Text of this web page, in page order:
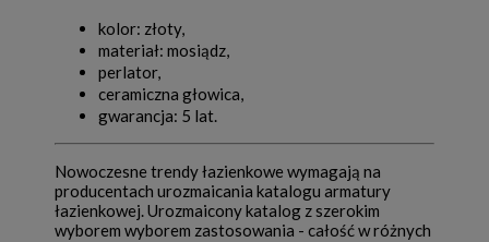
kolor: złoty,
materiał: mosiądz,
perlator,
ceramiczna głowica,
gwarancja: 5 lat.
Nowoczesne trendy łazienkowe wymagają na
producentach urozmaicania katalogu armatury
łazienkowej. Urozmaicony katalog z szerokim
wyborem wyborem zastosowania - całość w różnych